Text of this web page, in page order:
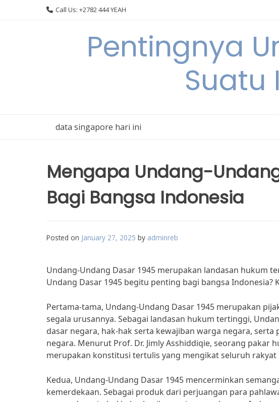
Call Us: +2782 444 YEAH
Pentingnya
Suatu
data singapore hari ini
Mengapa Undang-
Bagi Bangsa Indonesia
Posted on January 27, 2025 by adminreb
Undang-Undang Dasar 1945 merupakan landasan hukum
Undang Dasar 1945 begitu penting bagi bangsa
Pertama-tama, Undang-Undang Dasar 1945 merupakan
segala urusannya. Sebagai landasan hukum tertinggi,
dasar negara, hak-hak serta kewajiban warga negara,
negara. Menurut Prof. Dr. Jimly Asshiddiqie, seorang pakar
merupakan konstitusi tertulis yang mengikat seluruh rakyat
Kedua, Undang-Undang Dasar 1945 mencerminkan
kemerdekaan. Sebagai produk dari perjuangan para